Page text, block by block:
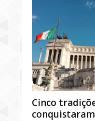
Cinco